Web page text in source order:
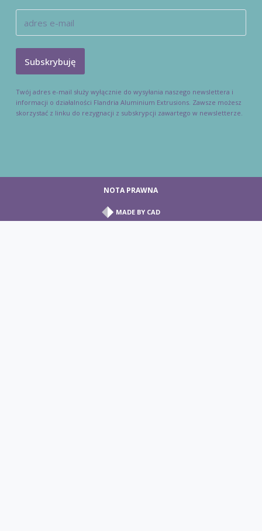
Twój adres e-mail służy wyłącznie do wysyłania naszego newslettera i
informacji o działalności Flandria Aluminium Extrusions. Zawsze możesz
skorzystać z linku do rezygnacji z subskrypcji zawartego w newsletterze.
MADE BYCAD
NOTA PRAWNA